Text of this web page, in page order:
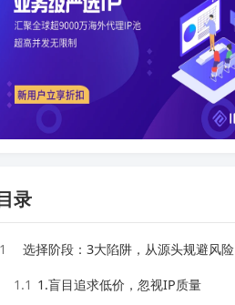
录
1 选择阶段：3大陷阱，从源头规避风险
1.1 1.盲目追求低价，忽视IP质量